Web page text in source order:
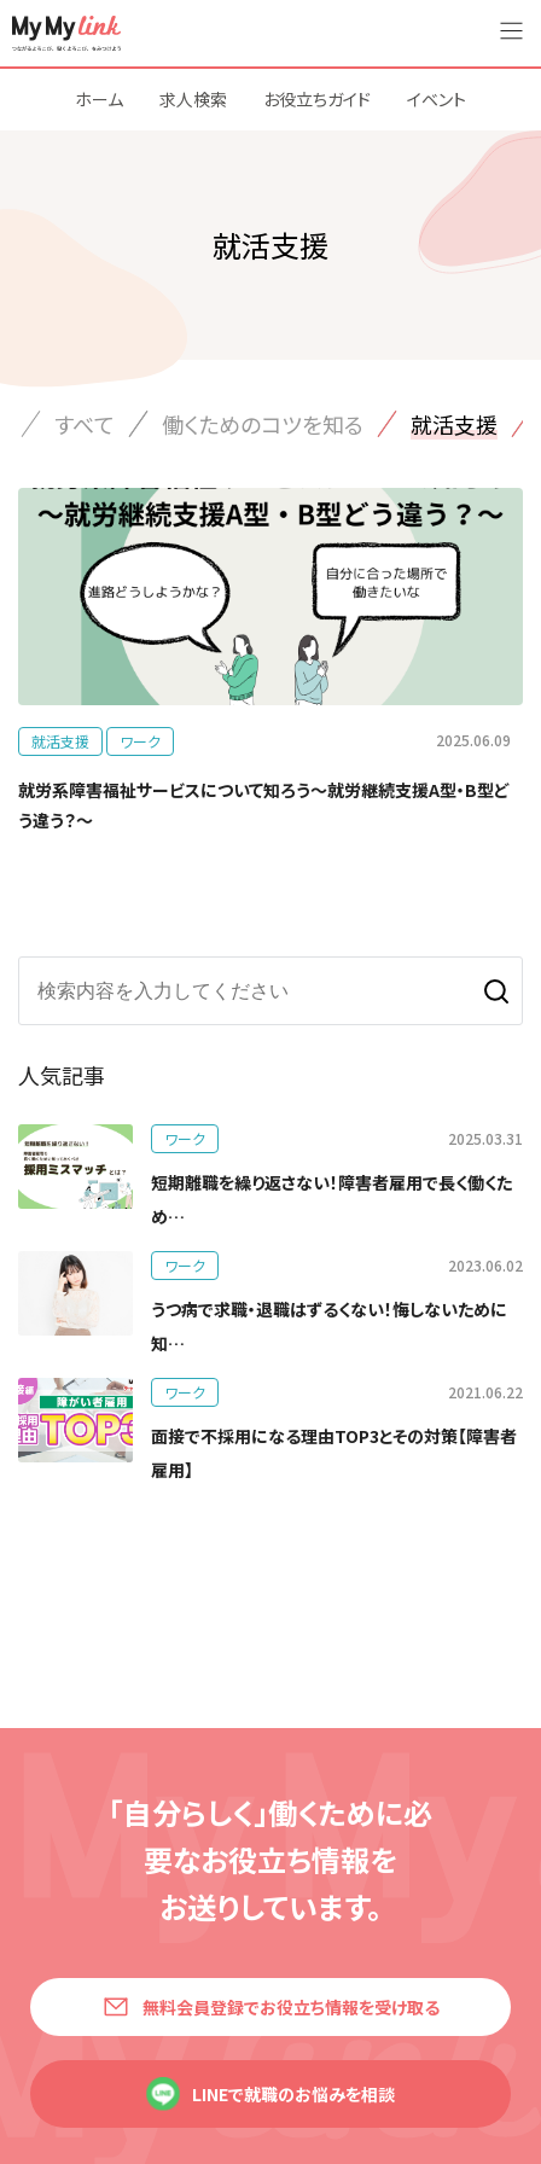
ホーム 求人検索 お役立ちガイド イベント
就活支援
すべて 働くためのコツを知る 就活支援
就活支援 ワーク 2025.06.09
就労系障害福祉サービスについて知ろう～就労継続支援A型・B型ど
う違う？～
人気記事
ワーク 2025.03.31
短期離職を繰り返さない！障害者雇用で長く働くた
め…
ワーク 2023.06.02
うつ病で求職・退職はずるくない！悔しないために
知…
ワーク 2021.06.22
面接で不採用になる理由TOP3とその対策【障害者
雇用】
「自分らしく」働くために必
要なお役立ち情報を
お送りしています。
無料会員登録でお役立ち情報を受け取る
LINEで就職のお悩みを相談